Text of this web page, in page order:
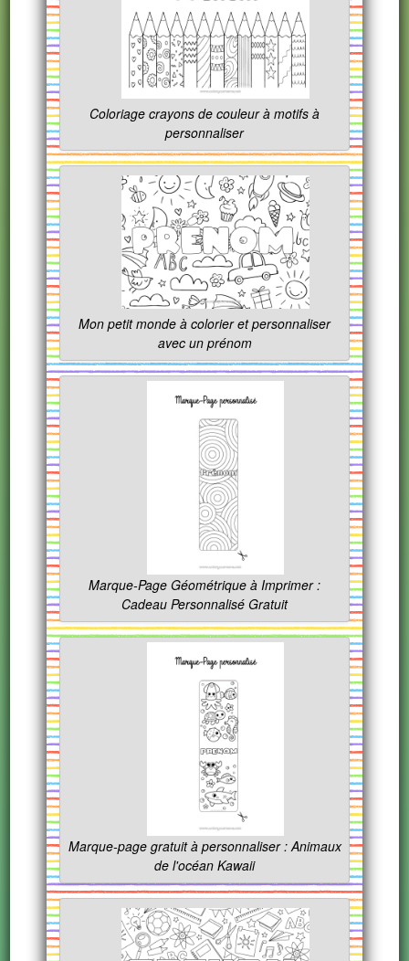
Coloriage crayons de couleur à motifs à
personnaliser
Mon petit monde à colorier et personnaliser
avec un prénom
Marque-Page Géométrique à Imprimer :
Cadeau Personnalisé Gratuit
Marque-page gratuit à personnaliser : Animaux
de l'océan Kawaii